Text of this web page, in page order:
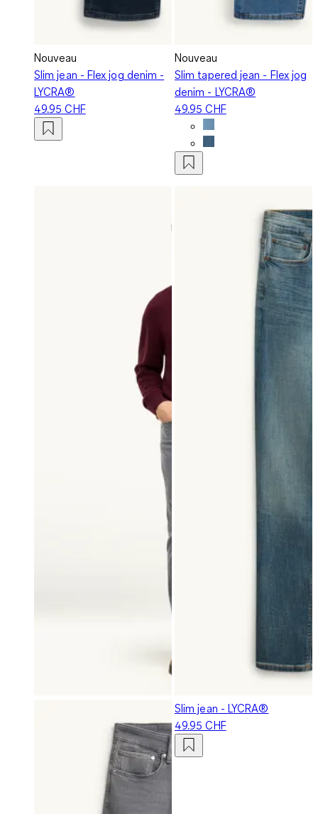
Nouveau
Slim jean - Flex jog denim -
LYCRA®
49.95 CHF
Nouveau
Slim tapered jean - Flex jog
denim - LYCRA®
49.95 CHF
Slim jean - LYCRA®
49.95 CHF